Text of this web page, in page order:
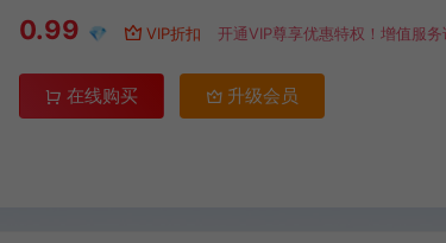
0.99 💎 VIP折扣 开通VIP尊享优惠特权！增值服
在线购买 升级会员